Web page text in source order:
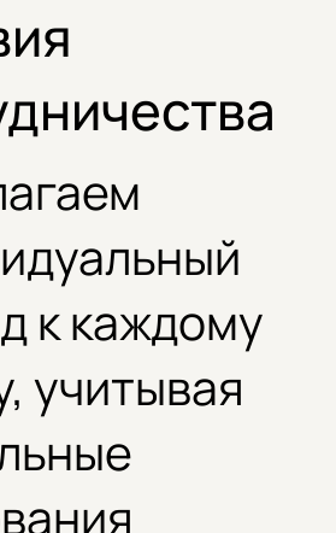
к каждому
учитывая